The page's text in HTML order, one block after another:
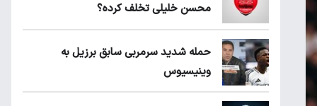
محسن خلیلی تخلف کرده؟
حمله شدید سرمربی سابق برزیل به
وینیسیوس